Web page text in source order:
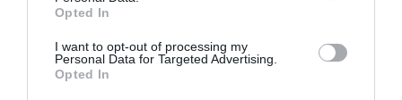
Opted In
I want to opt-out of processing my
Personal Data for Targeted Advertising.
Opted In